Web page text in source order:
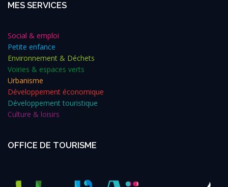
MES SERVICES
Social & emploi
Petite enfance
Environnement & Déchets
Voiries & espaces verts
Urbanisme
Développement économique
Développement touristique
Culture & loisirs
OFFICE DE TOURISME